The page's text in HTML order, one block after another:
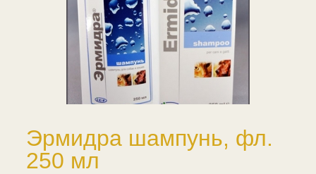
Эрмидра шампунь, фл.
250 мл